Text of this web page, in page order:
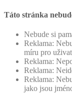
Táto stránka
Nebude si
Reklama:
míru pro
Reklama:
Reklama:
Reklama:
jako jsou